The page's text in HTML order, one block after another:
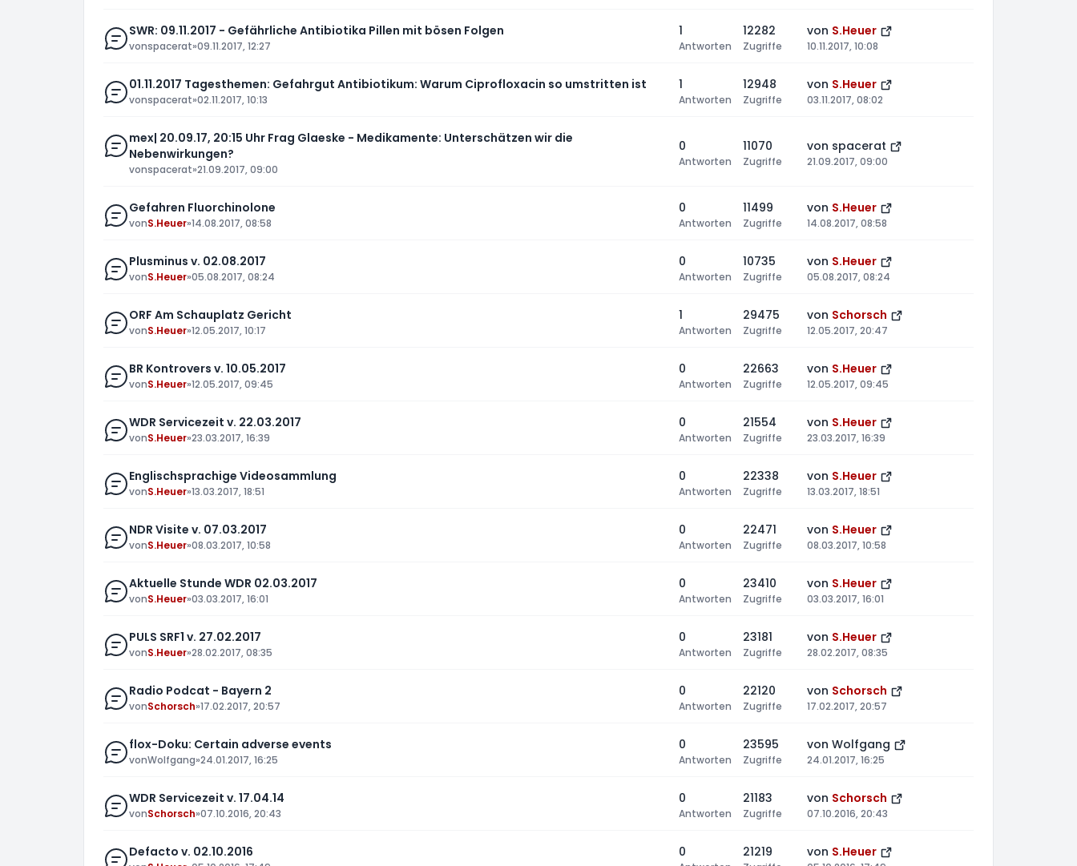
SWR: 09.11.2017 - Gefährliche Antibiotika Pillen mit bösen Folgen
vonspacerat»09.11.2017, 12:27
1
Antworten
12282
Zugriffe
von S.Heuer
10.11.2017, 10:08
01.11.2017 Tagesthemen: Gefahrgut Antibiotikum: Warum Ciprofloxacin so umstritten ist
vonspacerat»02.11.2017, 10:13
1
Antworten
12948
Zugriffe
von S.Heuer
03.11.2017, 08:02
mex| 20.09.17, 20:15 Uhr Frag Glaeske - Medikamente: Unterschätzen wir die
Nebenwirkungen?
vonspacerat»21.09.2017, 09:00
0
Antworten
11070
Zugriffe
von spacerat
21.09.2017, 09:00
Gefahren Fluorchinolone
vonS.Heuer»14.08.2017, 08:58
0
Antworten
11499
Zugriffe
von S.Heuer
14.08.2017, 08:58
Plusminus v. 02.08.2017
vonS.Heuer»05.08.2017, 08:24
0
Antworten
10735
Zugriffe
von S.Heuer
05.08.2017, 08:24
ORF Am Schauplatz Gericht
vonS.Heuer»12.05.2017, 10:17
1
Antworten
29475
Zugriffe
von Schorsch
12.05.2017, 20:47
BR Kontrovers v. 10.05.2017
vonS.Heuer»12.05.2017, 09:45
0
Antworten
22663
Zugriffe
von S.Heuer
12.05.2017, 09:45
WDR Servicezeit v. 22.03.2017
vonS.Heuer»23.03.2017, 16:39
0
Antworten
21554
Zugriffe
von S.Heuer
23.03.2017, 16:39
Englischsprachige Videosammlung
vonS.Heuer»13.03.2017, 18:51
0
Antworten
22338
Zugriffe
von S.Heuer
13.03.2017, 18:51
NDR Visite v. 07.03.2017
vonS.Heuer»08.03.2017, 10:58
0
Antworten
22471
Zugriffe
von S.Heuer
08.03.2017, 10:58
Aktuelle Stunde WDR 02.03.2017
vonS.Heuer»03.03.2017, 16:01
0
Antworten
23410
Zugriffe
von S.Heuer
03.03.2017, 16:01
PULS SRF1 v. 27.02.2017
vonS.Heuer»28.02.2017, 08:35
0
Antworten
23181
Zugriffe
von S.Heuer
28.02.2017, 08:35
Radio Podcat - Bayern 2
vonSchorsch»17.02.2017, 20:57
0
Antworten
22120
Zugriffe
von Schorsch
17.02.2017, 20:57
flox-Doku: Certain adverse events
vonWolfgang»24.01.2017, 16:25
0
Antworten
23595
Zugriffe
von Wolfgang
24.01.2017, 16:25
WDR Servicezeit v. 17.04.14
vonSchorsch»07.10.2016, 20:43
0
Antworten
21183
Zugriffe
von Schorsch
07.10.2016, 20:43
Defacto v. 02.10.2016 0 21219 von S.Heuer